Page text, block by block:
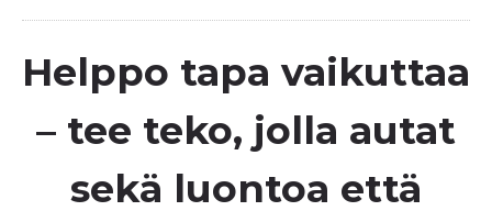
Helppo tapa vaikuttaa
– tee teko, jolla autat
sekä luontoa että